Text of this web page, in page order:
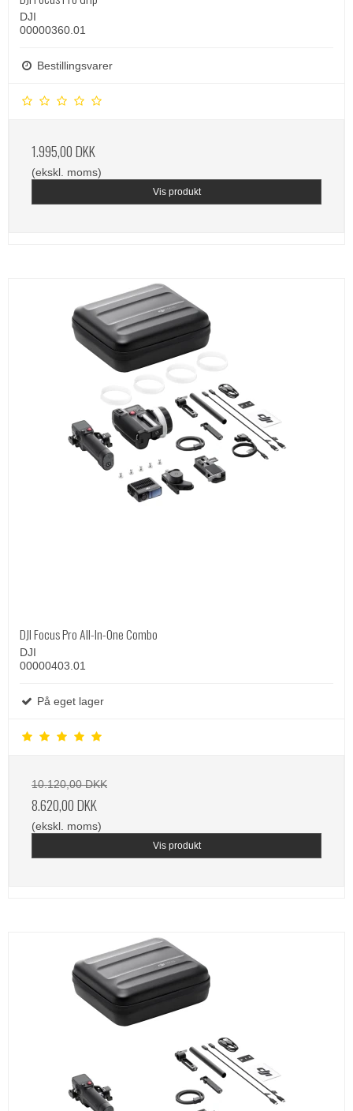
DJI
00000360.01
Bestillingsvarer
1.995,00 DKK
(ekskl. moms)
Vis produkt
DJI Focus Pro All-In-One Combo
DJI
00000403.01
På eget lager
10.120,00 DKK
8.620,00 DKK
(ekskl. moms)
Vis produkt